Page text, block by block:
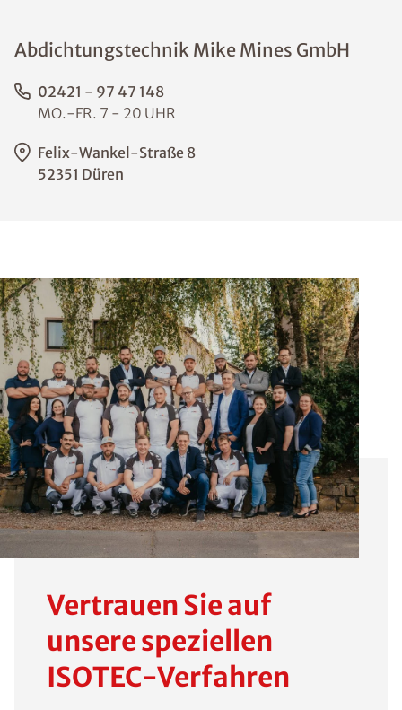
Abdichtungstechnik Mike Mines GmbH
02421 - 97 47 148
MO.-FR. 7 - 20 UHR
Felix-Wankel-Straße 8
52351 Düren
Vertrauen Sie auf
unsere speziellen
ISOTEC-Verfahren